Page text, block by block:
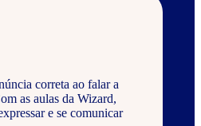
correta ao falar a
as aulas da Wizard,
e se comunicar